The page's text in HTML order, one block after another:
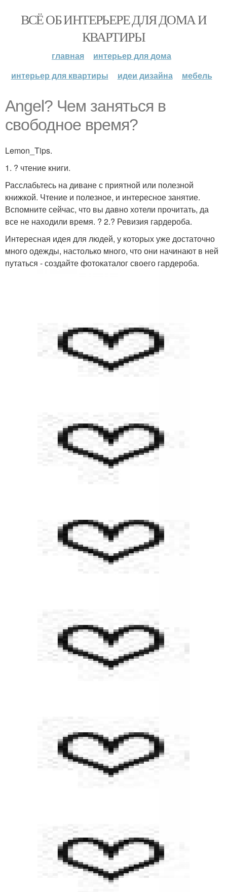
ВСЁ ОБ ИНТЕРЬЕРЕ ДЛЯ ДОМА И
КВАРТИРЫ
главная
интерьер для дома
интерьер для квартиры
идеи дизайна мебель
Angel? Чем заняться в
свободное время?
Lemon_Tips.
1. ? чтение книги.
Расслабьтесь на диване с приятной или полезной
книжкой. Чтение и полезное, и интересное занятие.
Вспомните сейчас, что вы давно хотели прочитать, да
все не находили время. ? 2.? Ревизия гардероба.
Интересная идея для людей, у которых уже достаточно
много одежды, настолько много, что они начинают в ней
путаться - создайте фотокаталог своего гардероба.